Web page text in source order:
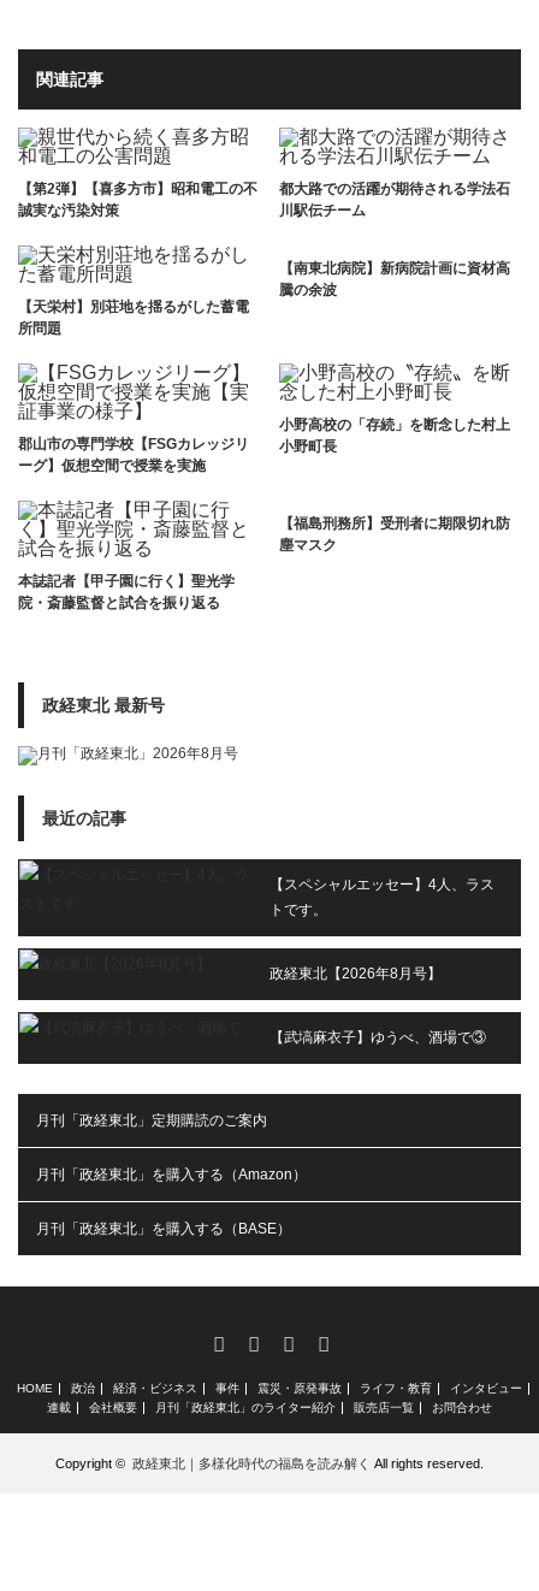
関連記事
【第2弾】【喜多方市】昭和電工の不
誠実な汚染対策
都大路での活躍が期待される学法石
川駅伝チーム
【天栄村】別荘地を揺るがした蓄電
所問題
【南東北病院】新病院計画に資材高
騰の余波
郡山市の専門学校【FSGカレッジリ
ーグ】仮想空間で授業を実施
小野高校の「存続」を断念した村上
小野町長
本誌記者【甲子園に行く】聖光学
院・斎藤監督と試合を振り返る
【福島刑務所】受刑者に期限切れ防
塵マスク
政経東北 最新号
最近の記事
【スペシャルエッセー】4人、ラス
トです。
政経東北【2026年8月号】
【武塙麻衣子】ゆうべ、酒場で③
月刊「政経東北」定期購読のご案内
月刊「政経東北」を購入する（Amazon）
月刊「政経東北」を購入する（BASE）
FacebookInstagram
RSS
HOME 政治 経済・ビジネス 事件 震災・原発事故 ライフ・教育
インタビュー
連載
会社概要 月刊「政経東北」のライター紹介 販売店一覧 お問合わせ
Copyright © 政経東北｜多様化時代の福島を読み解く All rights reserved.